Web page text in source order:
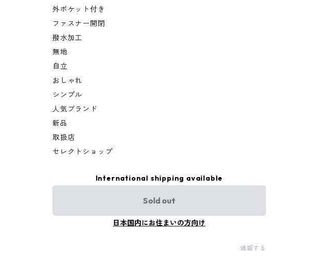
外ポケット付き
ファスナー開閉
撥水加工
無地
自立
おしゃれ
シンプル
人気ブランド
新品
取扱店
セレクトショップ
International shipping available
Sold out
日本国内にお住まいの方向け
通報する